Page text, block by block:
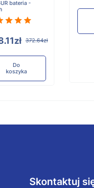
bateria -
372.64zł
Do
koszyka
Skontaktuj